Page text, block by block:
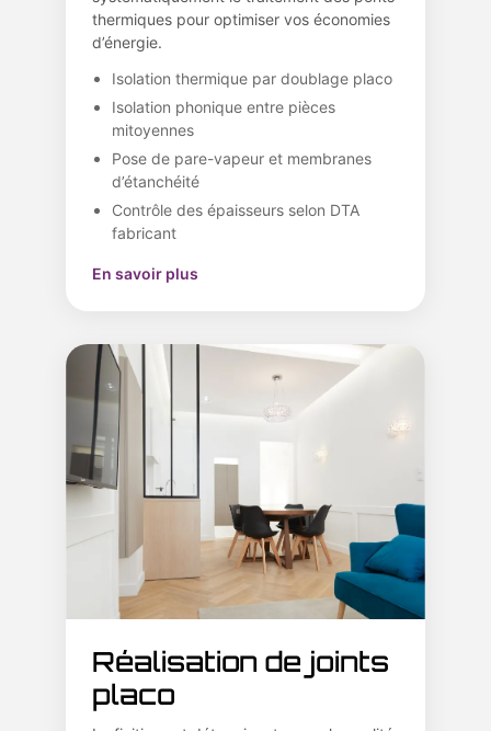
thermiques pour optimiser vos économies
d’énergie.
Isolation thermique par doublage placo
Isolation phonique entre pièces
mitoyennes
Pose de pare-vapeur et membranes
d’étanchéité
Contrôle des épaisseurs selon DTA
fabricant
En savoir plus
Réalisation de joints
placo